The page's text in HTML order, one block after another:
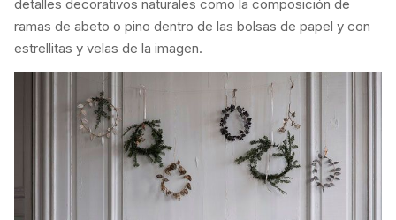
detalles decorativos naturales como la composición de
ramas de abeto o pino dentro de las bolsas de papel y con
estrellitas y velas de la imagen.